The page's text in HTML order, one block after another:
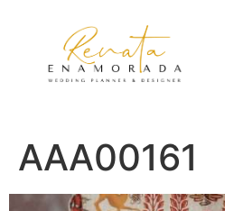
AAA00161